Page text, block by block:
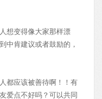
想变得像大家那样漂
中肯建议或者鼓励的，
都应该被善待啊！！有
爱点不好吗？可以共同